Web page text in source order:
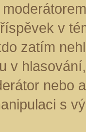
v
zatím
v
nebo
s